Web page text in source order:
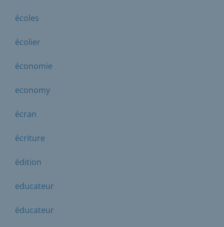
écoles
écolier
économie
economy
écran
écriture
édition
educateur
éducateur